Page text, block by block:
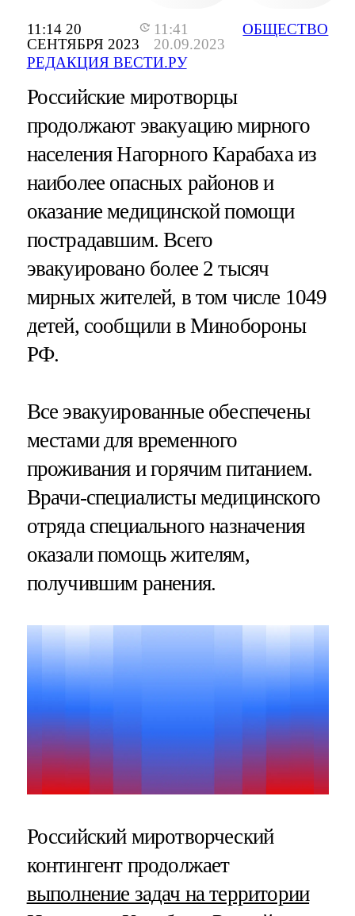
11:14 20
СЕНТЯБРЯ 2023
11:41
20.09.2023
РЕДАКЦИЯ ВЕСТИ.РУ
ОБЩЕСТВО
Российские миротворцы
продолжают эвакуацию мирного
населения Нагорного Карабаха из
наиболее опасных районов и
оказание медицинской помощи
пострадавшим. Всего
эвакуировано более 2 тысяч
мирных жителей, в том числе 1049
детей, сообщили в Минобороны
РФ.
Все эвакуированные обеспечены
местами для временного
проживания и горячим питанием.
Врачи-специалисты медицинского
отряда специального назначения
оказали помощь жителям,
получившим ранения.
Российский миротворческий
контингент продолжает
выполнение задач на территории